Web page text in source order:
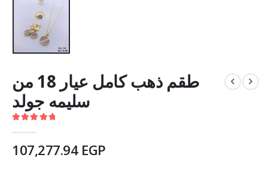
طقم ذهب كامل عيار 18 من
سليمه جولد
107,277.94 EGP